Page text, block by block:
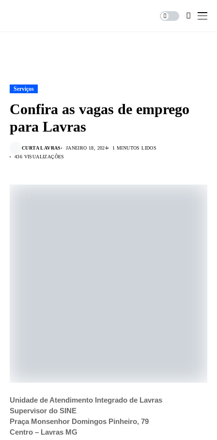
Serviços
Confira as vagas de emprego
para Lavras
CURTA LAVRAS JANEIRO 18, 2024
1 MINUTOS LIDOS
436 VISUALIZAÇÕES
Unidade de Atendimento Integrado de Lavras
Supervisor do SINE
Praça Monsenhor Domingos Pinheiro, 79
Centro – Lavras MG